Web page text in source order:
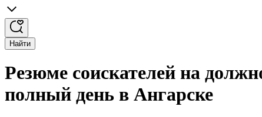
Найти
Резюме соискателей на
полный день в Ангарске